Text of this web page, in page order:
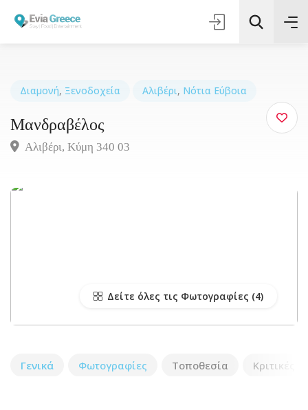
Τοποθεσία
Διαμονή, Ξενοδοχεία Αλιβέρι, Νότια Εύβοια
Μανδραβέλος
Αλιβέρι, Κύμη 340 03
Δείτε όλες τις Φωτογραφίες
Γενικά Φωτογραφίες Τοποθεσία Κριτικές